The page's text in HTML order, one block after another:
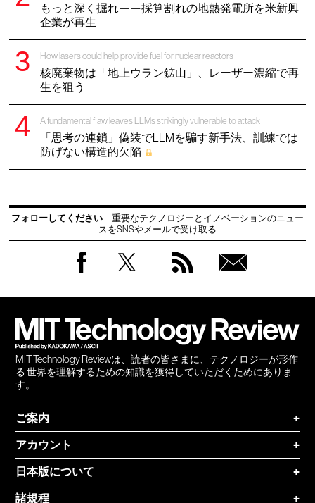
もっと深く掘れ——採算割れの地熱発電所を米新興
企業が再生
How lasers could help provide fuel for nuclear reactors
核廃棄物は「地上ウラン鉱山」、レーザー濃縮で再
生を狙う
A fundamental flaw leaves LLMs strikingly vulnerable to attack
「思考の連鎖」偽装でLLMを騙す新手法、訓練では
防げない構造的欠陥
フォローしてください
重要なテクノロジーとイノベーションのニュー
スをSNSやメールで受け取る
MIT Technology Reviewは、読者の皆さまに、テクノロジーが形作
る 世界を理解するための知識を獲得していただくためにありま
す。
ご案内
+
アカウント
+
日本版について
+
諸規程
+